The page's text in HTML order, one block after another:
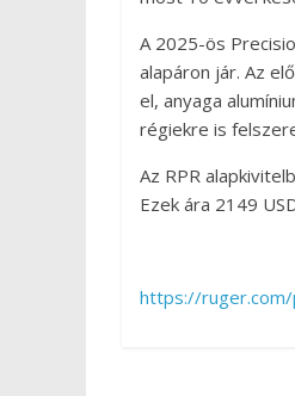
A 2025-ös
alapáron jár. Az
el, anyaga
régiekre is
Az RPR
Ezek ára 2149
https://